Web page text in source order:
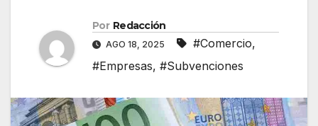
Por Redacción
AGO 18, 2025 #Comercio,
#Empresas, #Subvenciones